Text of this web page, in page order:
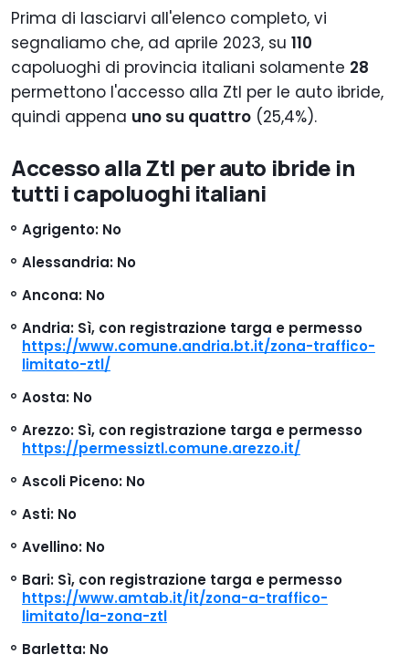
Prima di lasciarvi all'elenco completo, vi
segnaliamo che, ad aprile 2023, su 110
capoluoghi di provincia italiani solamente 28
permettono l'accesso alla Ztl per le auto ibride,
quindi appena uno su quattro (25,4%).
Accesso alla Ztl per auto ibride in
tutti i capoluoghi italiani
Agrigento: No
Alessandria: No
Ancona: No
Andria: Sì, con registrazione targa e permesso
https://www.comune.andria.bt.it/zona-traffico-
limitato-ztl/
Aosta: No
Arezzo: Sì, con registrazione targa e permesso
https://permessiztl.comune.arezzo.it/
Ascoli Piceno: No
Asti: No
Avellino: No
Bari: Sì, con registrazione targa e permesso
https://www.amtab.it/it/zona-a-traffico-
limitato/la-zona-ztl
Barletta: No